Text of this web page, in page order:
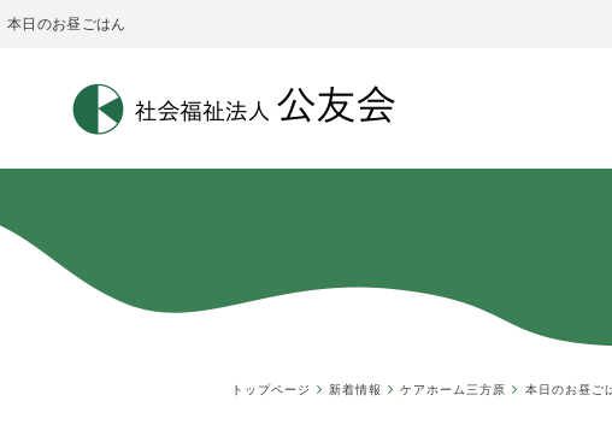
本日のお昼ごはん
トップページ 新着情報 ケアホーム三方原 本日のお昼ご